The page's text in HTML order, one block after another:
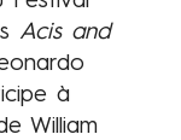
Acis and
à
William